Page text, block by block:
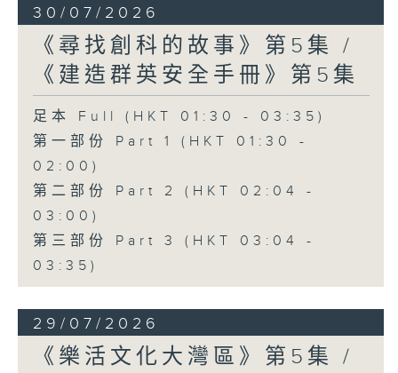
30/07/2026
《尋找創科的故事》第5集 /
《建造群英安全手冊》第5集
足本 Full (HKT 01:30 - 03:35)
第一部份 Part 1 (HKT 01:30 -
02:00)
第二部份 Part 2 (HKT 02:04 -
03:00)
第三部份 Part 3 (HKT 03:04 -
03:35)
29/07/2026
《樂活文化大灣區》第5集 /